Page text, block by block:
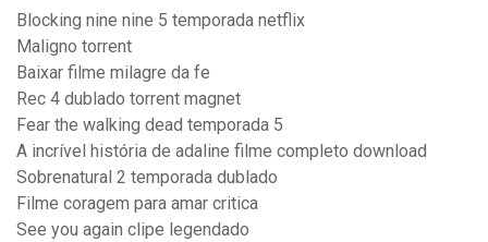
Blocking nine nine 5 temporada netflix
Maligno torrent
Baixar filme milagre da fe
Rec 4 dublado torrent magnet
Fear the walking dead temporada 5
A incrível história de adaline filme completo download
Sobrenatural 2 temporada dublado
Filme coragem para amar critica
See you again clipe legendado